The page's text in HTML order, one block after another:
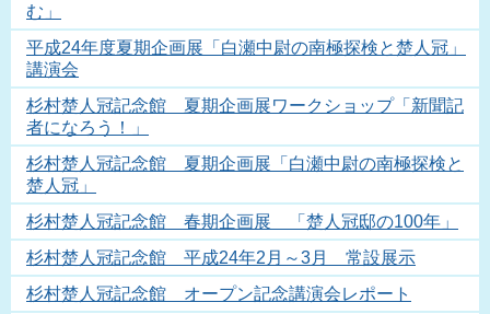
む」
平成24年度夏期企画展「白瀬中尉の南極探検と楚人冠」
講演会
杉村楚人冠記念館 夏期企画展ワークショップ「新聞記
者になろう！」
杉村楚人冠記念館 夏期企画展「白瀬中尉の南極探検と
楚人冠」
杉村楚人冠記念館 春期企画展 「楚人冠邸の100年」
杉村楚人冠記念館 平成24年2月～3月 常設展示
杉村楚人冠記念館 オープン記念講演会レポート